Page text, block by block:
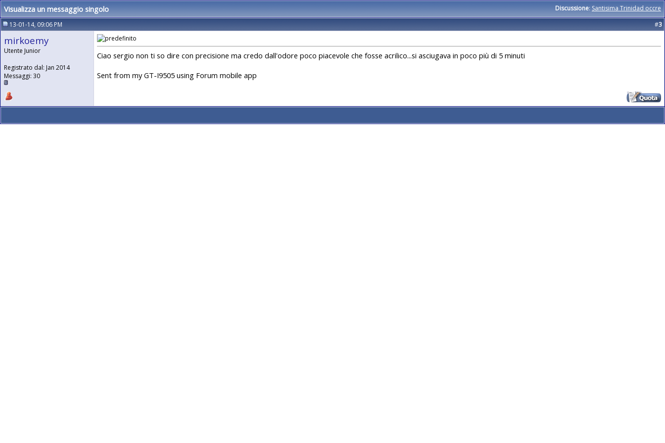
Discussione: Santisima Trinidad occre
Visualizza un messaggio singolo
13-01-14, 09:06 PM #3
mirkoemy
Utente Junior
Registrato dal: Jan 2014
Messaggi: 30
Ciao sergio non ti so dire con precisione ma credo dall'odore poco piacevole che fosse acrilico...si asciugava in poco più di 5 minuti
Sent from my GT-I9505 using Forum mobile app